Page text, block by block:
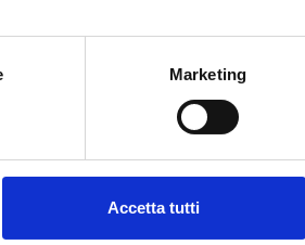
di qualche metro,Marketing
Accetta tutti
DIPARTIMENTI AFFERENTI
Diagnostica e Sanità